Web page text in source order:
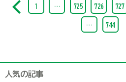
1 … 725 726 727
… 744
人気の記事